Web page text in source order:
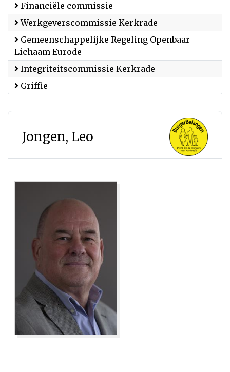
Financiële commissie
Werkgeverscommissie Kerkrade
Gemeenschappelijke Regeling Openbaar
Lichaam Eurode
Integriteitscommissie Kerkrade
Griffie
Jongen, Leo